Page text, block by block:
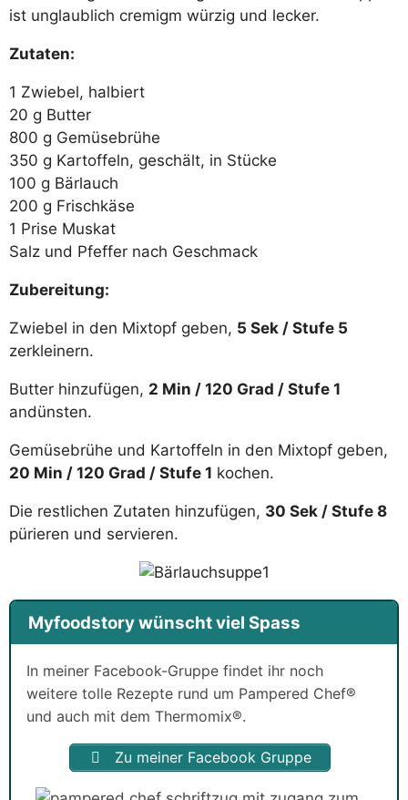
ist unglaublich cremigm würzig und lecker.
Zutaten:
1 Zwiebel, halbiert
20 g Butter
800 g Gemüsebrühe
350 g Kartoffeln, geschält, in Stücke
100 g Bärlauch
200 g Frischkäse
1 Prise Muskat
Salz und Pfeffer nach Geschmack
Zubereitung:
Zwiebel in den Mixtopf geben, 5 Sek / Stufe 5
zerkleinern.
Butter hinzufügen, 2 Min / 120 Grad / Stufe 1
andünsten.
Gemüsebrühe und Kartoffeln in den Mixtopf geben,
20 Min / 120 Grad / Stufe 1 kochen.
Die restlichen Zutaten hinzufügen, 30 Sek / Stufe 8
pürieren und servieren.
Myfoodstory wünscht viel Spass
In meiner Facebook-Gruppe findet ihr noch
weitere tolle Rezepte rund um Pampered Chef®
und auch mit dem Thermomix®.
Zu meiner Facebook Gruppe